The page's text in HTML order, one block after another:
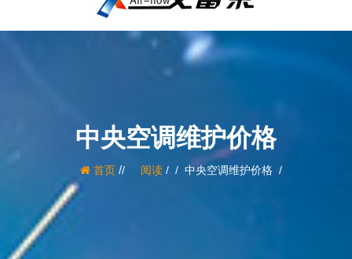
中央空调维护价格
首页/ 阅读/ 中央空调维护价格